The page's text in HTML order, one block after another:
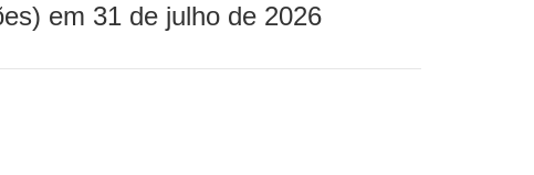
em 31 de julho de 2026